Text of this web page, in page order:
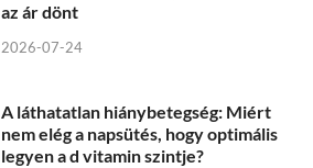
az ár dönt
2026-07-24
A láthatatlan hiánybetegség: Miért
nem elég a napsütés, hogy optimális
legyen a d vitamin szintje?